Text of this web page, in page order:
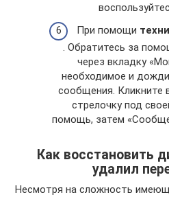
При помощи
. Обратитесь за
через вкладку
необходимое и
сообщения. Кликните
стрелочку под
помощь, затем
Как восстановить
удалил
Несмотря на сложность